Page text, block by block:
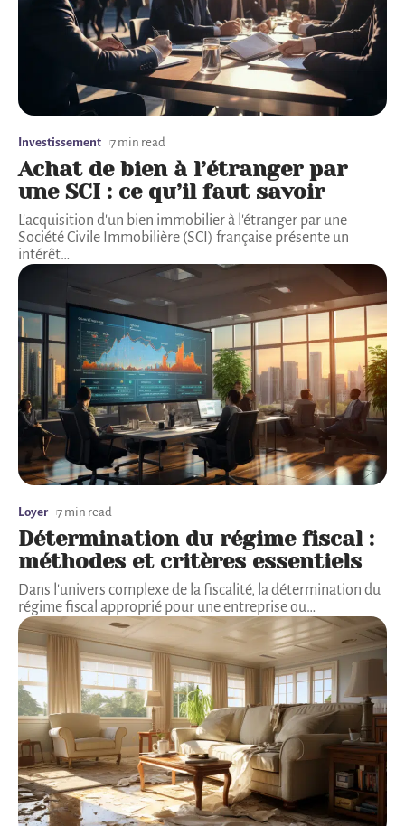
Investissement 7 min read
Achat de bien à l’étranger par
une SCI : ce qu’il faut savoir
L'acquisition d'un bien immobilier à l'étranger par une
Société Civile Immobilière (SCI) française présente un
intérêt…
Loyer 7 min read
Détermination du régime fiscal :
méthodes et critères essentiels
Dans l'univers complexe de la fiscalité, la détermination du
régime fiscal approprié pour une entreprise ou…